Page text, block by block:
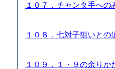
１０７．チャンタ手へ
１０８．七対子狙いと
１０９．１・９の余り